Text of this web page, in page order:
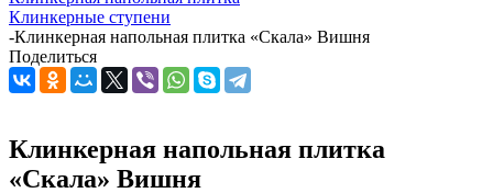
Клинкерные ступени
-Клинкерная напольная плитка «Скала» Вишня
Поделиться
Клинкерная напольная плитка
«Скала» Вишня